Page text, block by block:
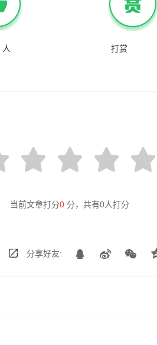
人 打赏
当前文章打分0 分，共有0人打分
分享好友: